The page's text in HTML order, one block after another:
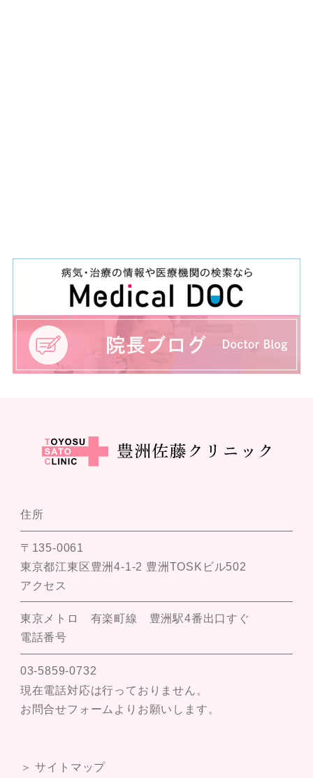
住所
〒135-0061
東京都江東区豊洲4-1-2 豊洲TOSKビル502
アクセス
東京メトロ 有楽町線 豊洲駅4番出口すぐ
電話番号
03-5859-0732
現在電話対応は行っておりません。
お問合せフォームよりお願いします。
＞ サイトマップ